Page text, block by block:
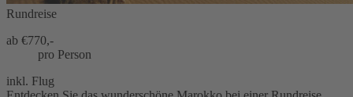
Rundreise
ab €770,-
pro Person
inkl. Flug